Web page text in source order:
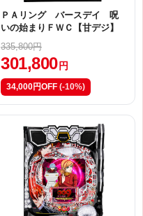
ＰＡリング バースデイ 呪
いの始まりＦＷＣ【甘デジ】
335,800円
301,800 円
34,000円OFF (-10%)